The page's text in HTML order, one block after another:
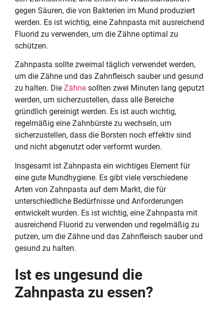
gegen Säuren, die von Bakterien im Mund produziert
werden. Es ist wichtig, eine Zahnpasta mit ausreichend
Fluorid zu verwenden, um die Zähne optimal zu
schützen.
Zahnpasta sollte zweimal täglich verwendet werden,
um die Zähne und das Zahnfleisch sauber und gesund
zu halten. Die Zähne sollten zwei Minuten lang geputzt
werden, um sicherzustellen, dass alle Bereiche
gründlich gereinigt werden. Es ist auch wichtig,
regelmäßig eine Zahnbürste zu wechseln, um
sicherzustellen, dass die Borsten noch effektiv sind
und nicht abgenutzt oder verformt wurden.
Insgesamt ist Zahnpasta ein wichtiges Element für
eine gute Mundhygiene. Es gibt viele verschiedene
Arten von Zahnpasta auf dem Markt, die für
unterschiedliche Bedürfnisse und Anforderungen
entwickelt wurden. Es ist wichtig, eine Zahnpasta mit
ausreichend Fluorid zu verwenden und regelmäßig zu
putzen, um die Zähne und das Zahnfleisch sauber und
gesund zu halten.
Ist es ungesund die
Zahnpasta zu essen?